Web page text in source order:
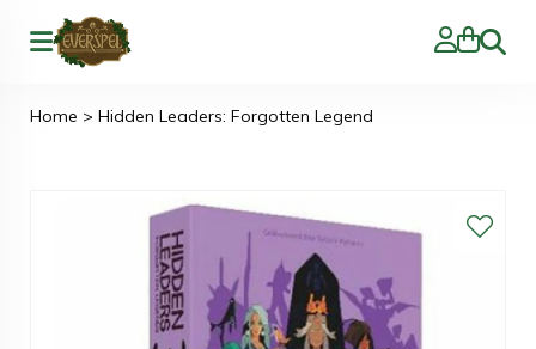
Zoeken
Home > Hidden Leaders: Forgotten Legend